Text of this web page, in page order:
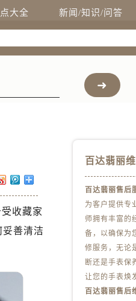
大全 新闻/知识/问答
收藏家
善清洁
百达翡丽
百达翡丽售后
为客户提供专
师拥有丰富的
备，以确保为
修服务，无论
断还是手表保
让您的手表焕
百达翡丽售后